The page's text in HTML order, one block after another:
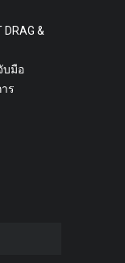
DRAG &
บมือ
ร